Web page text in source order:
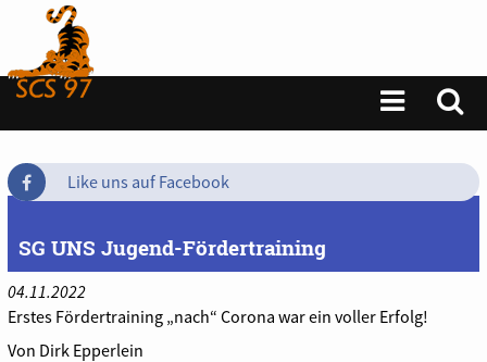
Like uns auf Facebook
SG UNS Jugend-Fördertraining
04.11.2022
Erstes Fördertraining „nach“ Corona war ein voller Erfolg!
Von Dirk Epperlein